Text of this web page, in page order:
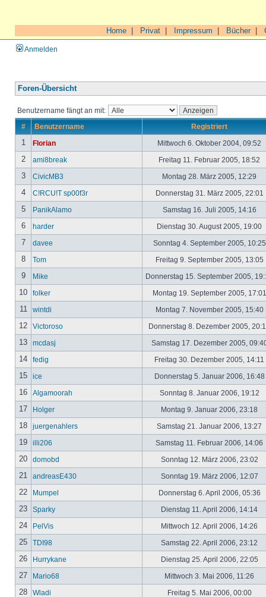
Home Privat Impressum Bücher|
Anmelden
Foren-Übersicht
Benutzername fängt an mit:
# Benutzername Registriert
1 Florian Mittwoch 6. Oktober 2004, 09:52
2 ami8break Freitag 11. Februar 2005, 18:52
3 CivicMB3 Montag 28. März 2005, 12:29
4 C!RCU!T sp00f3r Donnerstag 31. März 2005, 22:01
5 PanikAlamo Samstag 16. Juli 2005, 14:16
6 harder Dienstag 30. August 2005, 19:00
7 davee Sonntag 4. September 2005,
8 Tom Freitag 9. September 2005, 13:05
9 Mike Donnerstag 15. September 2005,
10 folker Montag 19. September 2005,
11 wintdi Montag 7. November 2005, 15:40
12 Victoroso Donnerstag 8. Dezember 2005,
13 mcdasj Samstag 17. Dezember 2005,
14 fedig Freitag 30. Dezember 2005, 14:11
15 ice Donnerstag 5. Januar 2006, 16:48
16 Algamoorah Sonntag 8. Januar 2006, 19:12
17 Holger Montag 9. Januar 2006, 23:18
18 juergenahlers Samstag 21. Januar 2006, 13:27
19 illi206 Samstag 11. Februar 2006, 14:06
20 domobd Sonntag 12. März 2006, 23:02
21 andreasE430 Sonntag 19. März 2006, 12:07
22 Mumpel Donnerstag 6. April 2006, 05:36
23 Sparky Dienstag 11. April 2006, 14:14
24 PelVis Mittwoch 12. April 2006, 14:26
25 TDI98 Samstag 22. April 2006, 23:12
26 Hurrykane Dienstag 25. April 2006, 22:05
27 Mario68 Mittwoch 3. Mai 2006, 11:26
28 Wladi Freitag 5. Mai 2006, 00:00